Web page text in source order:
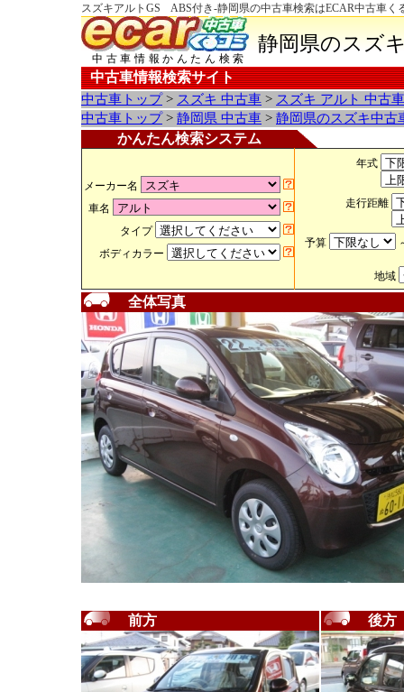
スズキアルトGS ABS付き-静岡県の中古車検索はECAR中古車く
中古車情報かんたん検索
静岡県のスズ
中古車情報検索サイト
中古車トップ> スズキ 中古車 > スズキ アルト 中古
中古車トップ> 静岡県 中古車 > 静岡県のスズキ中古
かんたん検索システム
メーカー名
車名
タイプ
ボディカラー
年式
走行距離
予算
地域
全体写真
前方 後方